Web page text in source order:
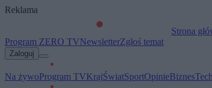
Reklama
Strona
Program ZERO TVNewsletterZgłoś temat
Zaloguj
Na żywoProgram TVKrajŚwiatSportOpinieBiznes